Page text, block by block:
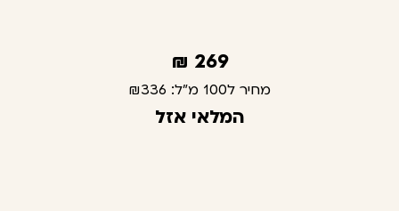
269
₪
מחיר ל100 מ"ל: ₪336
המלאי אזל